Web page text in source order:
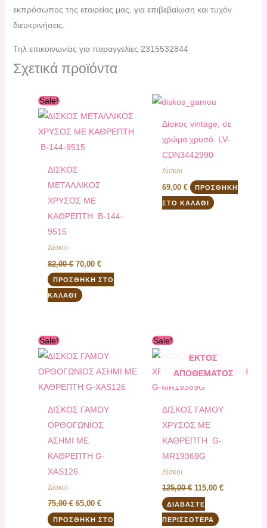
εκπρόσωπος της εταιρείας μας, για επιβεβαίωση και τυχόν
διευκρινήσεις.
Τηλ επικοινωνίας για παραγγελίες 2315532844
Σχετικά προϊόντα
Sale!
ΔΙΣΚΟΣ
ΜΕΤΑΛΛΙΚΟΣ
ΧΡΥΣΟΣ ΜΕ
ΚΑΘΡΕΠΤΗ B-144-
9515
Δίσκοι
82,00€
was:
70,00€
τιμή
70,00 €.
ΠΡΟΣΘΉΚΗ ΣΤΟ
ΚΑΛΆΘΙ
Δίσκος vintage, σε
χρώμα χρυσό. LV-
CDN3442990
Δίσκοι
69,00 € ΠΡΟΣΘΉΚΗ
ΣΤΟ ΚΑΛΆΘΙ
Sale!
ΔΙΣΚΟΣ ΓΑΜΟΥ
ΟΡΘΟΓΩΝΙΟΣ
ΑΣΗΜΙ ΜΕ
ΚΑΘΡΕΠΤΗ G-
XAS126
Δίσκοι
75,00€
was:
65,00€
τιμή
65,00 €.
ΠΡΟΣΘΉΚΗ ΣΤΟ
Sale!
ΕΚΤΌΣ
ΑΠΟΘΈΜΑΤΟΣ
ΔΙΣΚΟΣ ΓΑΜΟΥ
ΧΡΥΣΟΣ ΜΕ
ΚΑΘΡΕΠΤΗ G-
MR19369G
Δίσκοι
125,00€
was:
115,00 €
115,00 €.
ΔΙΑΒΆΣΤΕ
ΠΕΡΙΣΣΌΤΕΡΑ